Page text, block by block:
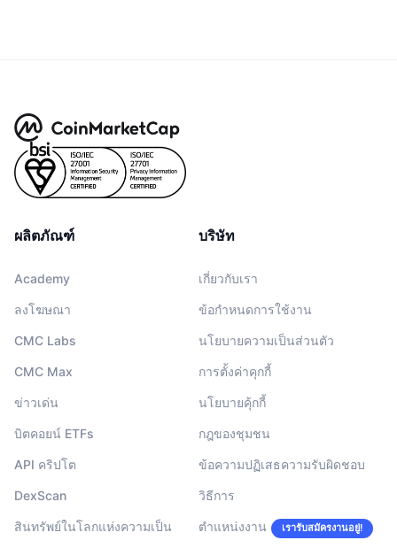
ผลิตภัณฑ์
Academy
ลงโฆษณา
CMC Labs
CMC Max
ข่าวเด่น
บิตคอยน์ ETFs
API คริปโต
DexScan
สินทรัพย์ในโลกแห่งความเป็น
บริษัท
เกี่ยวกับเรา
ข้อกำหนดการใช้งาน
นโยบายความเป็นส่วนตัว
การตั้งค่าคุกกี้
นโยบายคุ้กกี้
กฎของชุมชน
ข้อความปฏิเสธความรับผิดชอบ
วิธีการ
ตำแหน่งงาน เรารับสมัครงานอยู่!